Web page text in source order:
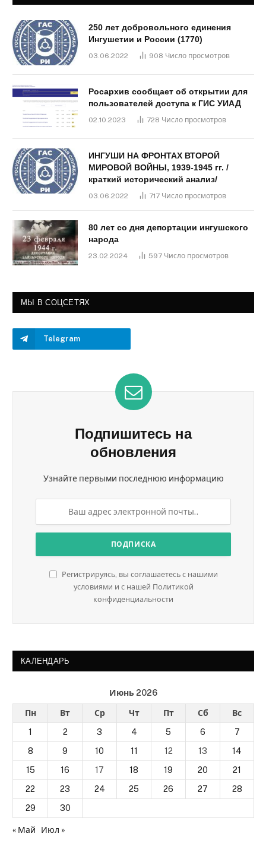
250 лет добровольного единения
Ингушетии и России (1770)
03.06.2022 908 Число просмотров
Росархив сообщает об открытии для
пользователей доступа к ГИС УИАД
02.10.2023 728 Число просмотров
ИНГУШИ НА ФРОНТАХ ВТОРОЙ
МИРОВОЙ ВОЙНЫ, 1939-1945 гг. /
краткий исторический анализ/
03.06.2022 717 Число просмотров
80 лет со дня депортации ингушского
народа
23.02.2024 597 Число просмотров
МЫ В СОЦСЕТЯХ
Telegram
Подпишитесь на
обновления
Узнайте первыми последнюю информацию
Регистрируясь, вы соглашаетесь с нашими
условиями и с нашей Политикой
конфиденциальности
КАЛЕНДАРЬ
Июнь 2026
Пн Вт Ср Чт Пт Сб
Вс
1
2 3 4 5 6
7
8
9 10 11 12 13
14
15
16 17 18 19 20
21
22
23 24 25 26 27
28
29
30
« Май Июл »